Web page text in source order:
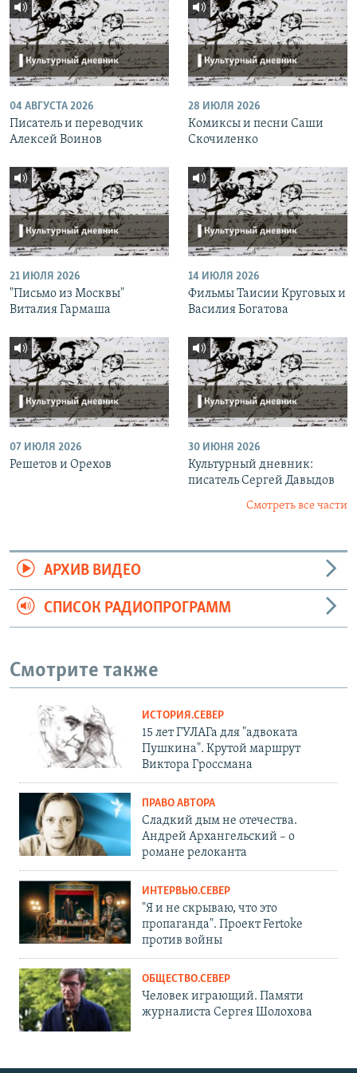
04 АВГУСТА 2026
Писатель и переводчик
Алексей Воинов
28 ИЮЛЯ 2026
Комиксы и песни Саши
Скочиленко
21 ИЮЛЯ 2026
"Письмо из Москвы"
Виталия Гармаша
14 ИЮЛЯ 2026
Фильмы Таисии Круговых и
Василия Богатова
07 ИЮЛЯ 2026
Решетов и Орехов
30 ИЮНЯ 2026
Культурный дневник:
писатель Сергей Давыдов
Смотреть все части
АРХИВ ВИДЕО
СПИСОК РАДИОПРОГРАММ
Смотрите также
ИСТОРИЯ.СЕВЕР
15 лет ГУЛАГа для "адвоката
Пушкина". Крутой маршрут
Виктора Гроссмана
ПРАВО АВТОРА
Сладкий дым не отечества.
Андрей Архангельский – о
романе релоканта
ИНТЕРВЬЮ.СЕВЕР
"Я и не скрываю, что это
пропаганда". Проект Fertoke
против войны
ОБЩЕСТВО.СЕВЕР
Человек играющий. Памяти
журналиста Сергея Шолохова